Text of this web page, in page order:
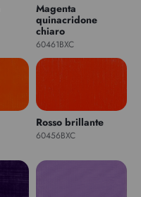
Magenta
quinacridone
chiaro
60461BXC
Rosso brillante
60456BXC